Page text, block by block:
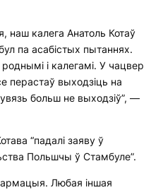
наш калега Анатоль Котаў
па асабістых пытаннях.
і калегамі. У чацвер
перастаў выходзіць на
больш не выходзіў”, —
“падалі заяву ў
Польшчы ў Стамбуле”.
Любая іншая